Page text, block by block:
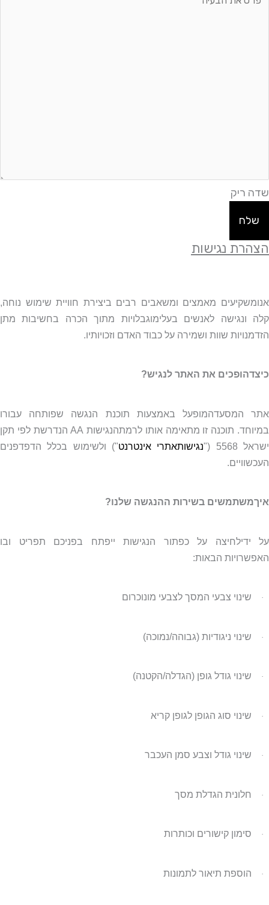
ריק
שדה ריק
שלח
הצהרת נגישות
אנומשקיעים מאמצים ומשאבים רבים ביצירת חוויית שימוש נוחה,
קלה ונגישה לאנשים בעלימוגבלויות מתוך הכרה בחשיבות מתן
הזדמנויות שוות ושמירה על כבוד האדם וזכויותיו.
כיצדהופכים את האתר לנגיש?
אתר המסעדהמופעל באמצעות תוכנת הנגשה שפותחה עבורו
במיוחד. תוכנה זו מתאימה אותו לרמתהנגישות AAהנדרשת לפי תקן
ישראל 5568 ("
נגישותאתרי אינטרנט") ולשימוש בכלל הדפדפנים
העכשוויים.
איךמשתמשים בשירות ההנגשה שלנו?
על ידילחיצה על כפתור הנגישות ייפתח בפניכם תפריט ובו
האפשרויות הבאות:
· שינוי צבעי המסך לצבעי מונוכרום
· שינוי ניגודיות (גבוהה/נמוכה)
· שינוי גודל גופן (הגדלה/הקטנה)
· שינוי סוג הגופן לגופן קריא
· שינוי גודל וצבע סמן העכבר
· חלונית הגדלת מסך
· סימון קישורים וכותרות
· הוספת תיאור לתמונות